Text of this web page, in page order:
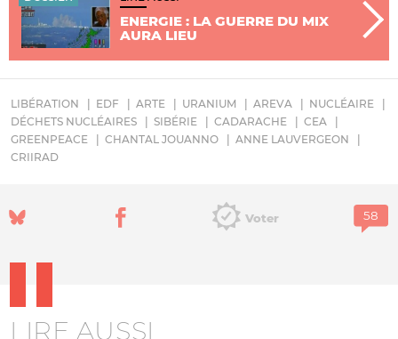
ENERGIE : LA GUERRE DU MIX
AURA LIEU
LIBÉRATION EDF ARTE URANIUM AREVA
NUCLÉAIRE
DÉCHETS NUCLÉAIRES
SIBÉRIE CADARACHE
CEA
GREENPEACE
CHANTAL JOUANNO
ANNE LAUVERGEON
CRIIRAD
Voter
LIRE AUSSI